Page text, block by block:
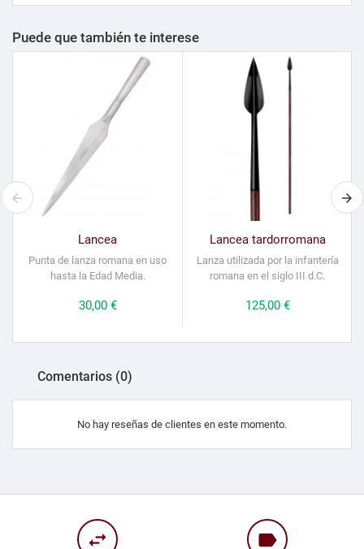
Puede que también te interese
Lancea
Punta de lanza romana en uso
hasta la Edad Media.
Precio
30,00 €
Lancea tardorromana
Lanza utilizada por la infantería
romana en el siglo III d.C.
Precio
125,00 €
Comentarios (0)
No hay reseñas de clientes en este momento.
swap_horiz label